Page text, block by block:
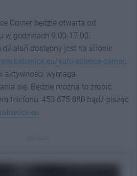
Corner będzie otwarta od
w godzinach 9.00-17.00,
działań dostępny jest na stronie
kato-science-corner.
aktywności wymaga
się. Będzie można to zrobić
telefonu: 453 675 880 bądź pisząc